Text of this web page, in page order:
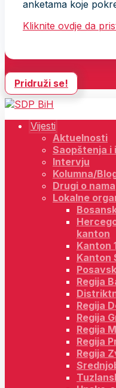
anketama koje
Kliknite ovdje da
Pridruži se!
Vijesti
Aktuelnosti
Saopštenja i
Intervju
Kolumna/
Drugi o nama
Lokalne
kanton
Kanton
Kanton
Regija
Regija
Regija
Regija
Regija
Regija